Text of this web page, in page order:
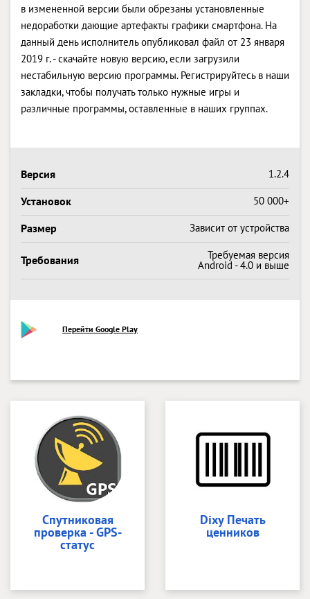
в измененной версии были обрезаны установленные
недоработки дающие артефакты графики смартфона. На
данный день исполнитель опубликовал файл от 23 января
2019 г. - скачайте новую версию, если загрузили
нестабильную версию программы. Регистрируйтесь в наши
закладки, чтобы получать только нужные игры и
различные программы, оставленные в наших группах.
Версия 1.2.4
Установок 50 000+
Размер Зависит от устройства
Требования Требуемая версия
Android - 4.0 и выше
Перейти Google Play
Спутниковая
проверка - GPS-
статус
Dixy Печать
ценников